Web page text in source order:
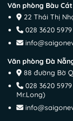
Văn phòng Bàu Cát
22 Thái Thị
028 3620
Văn phòng Đà
88 đường Bờ
028 3620
Mr.Long)